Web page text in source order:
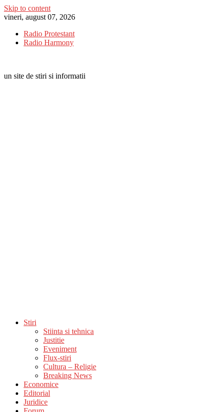
Skip to content
vineri, august 07, 2026
Radio Protestant
Radio Harmony
un site de stiri si informatii
Stiri
Stiinta si tehnica
Justitie
Eveniment
Flux-stiri
Cultura – Religie
Breaking News
Economice
Editorial
Juridice